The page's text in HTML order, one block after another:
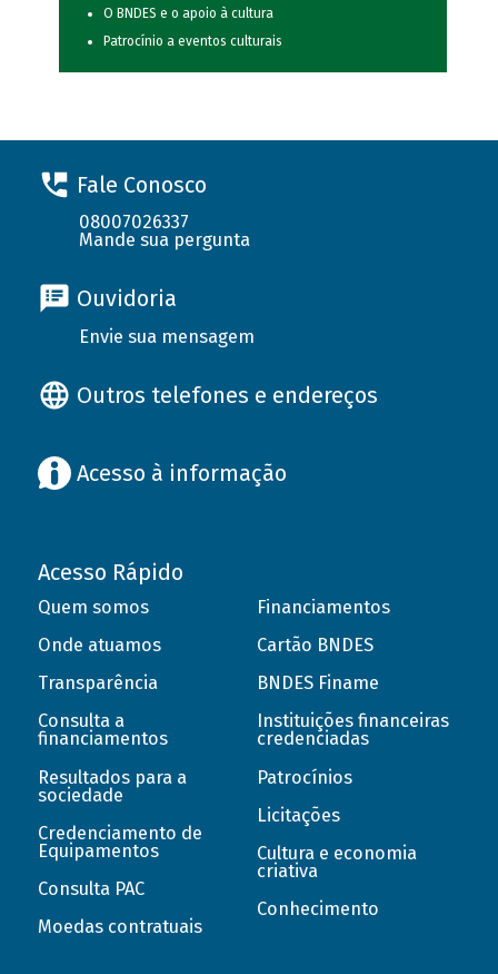
O BNDES e o apoio à cultura
Patrocínio a eventos culturais
Fale Conosco
08007026337
Mande sua pergunta
Ouvidoria
Envie sua mensagem
Outros telefones e endereços
Acesso à informação
Acesso Rápido
Quem somos
Onde atuamos
Transparência
Consulta a
financiamentos
Resultados para a
sociedade
Credenciamento de
Equipamentos
Consulta PAC
Moedas contratuais
Financiamentos
Cartão BNDES
BNDES Finame
Instituições financeiras
credenciadas
Patrocínios
Licitações
Cultura e economia
criativa
Conhecimento